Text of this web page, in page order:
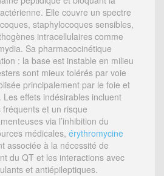
Elle couvre un spectre
staphylocoques sensibles,
intracellulaires comme
Sa pharmacocinétique
: la base est instable en milieu
sont mieux tolérés par voie
principalement par le foie et
effets indésirables incluent
et un risque
via l’inhibition du
médicales, érythromycine
associée à la nécessité de
du QT et les interactions avec
et antiépileptiques.